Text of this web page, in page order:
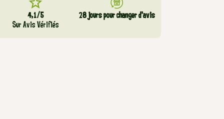
4,1/5
Sur Avis Vérifiés
28 jours pour changer d’avis